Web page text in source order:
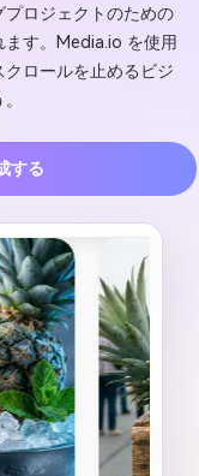
ロジェクトのための
す。Media.io を使用
ロールを止めるビジ
する